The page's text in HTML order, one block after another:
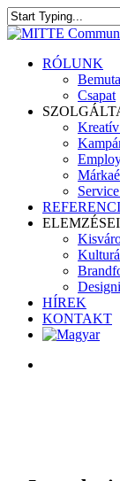
Skip
to
content
Close
search
Menu
RÓLUNK
Csapat
Kreatív
HÍREK
KONTAKT